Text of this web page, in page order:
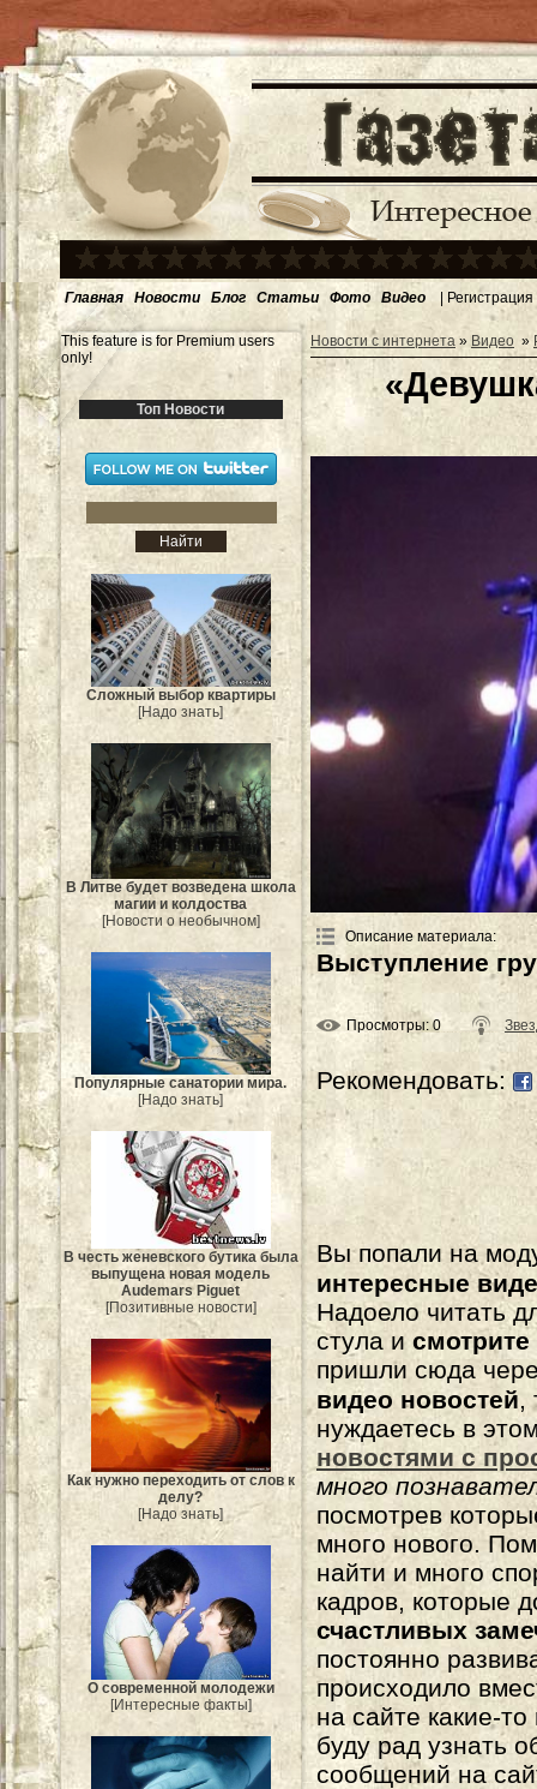
Главная Новости Блог Статьи Фото Видео | Регистрация
This feature is for Premium users
only!
Топ Новости
Сложный выбор квартиры
[Надо знать]
В Литве будет возведена школа
магии и колдоства
[Новости о необычном]
Популярные санатории мира.
[Надо знать]
В честь женевского бутика была
выпущена новая модель
Audemars Piguet
[Позитивные новости]
Как нужно переходить от слов к
делу?
[Надо знать]
О современной молодежи
[Интересные факты]
Новости с интернета » Видео »
Описание материала:
Выступление
Просмотры: 0
Рекомендовать:
Вы попали на
интересные
Надоело читать
стула и
пришли сюда
видео новостей,
нуждаетесь в
новостями с
много
посмотрев
много нового.
найти и много
кадров, которые
счастливых
постоянно
происходило
на сайте какие-
буду рад узнать
сообщений на